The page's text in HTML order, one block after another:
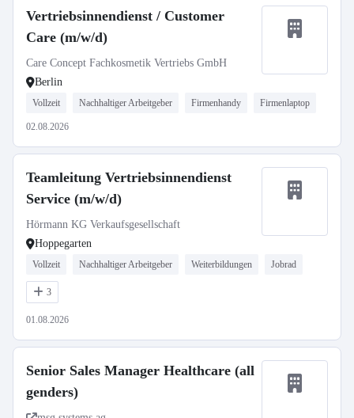
Vertriebsinnendienst / Customer
Care (m/w/d)
Care Concept Fachkosmetik Vertriebs GmbH
Berlin
Vollzeit Nachhaltiger Arbeitgeber Firmenhandy Firmenlaptop
02.08.2026
Teamleitung Vertriebsinnendienst
Service (m/w/d)
Hörmann KG Verkaufsgesellschaft
Hoppegarten
Vollzeit Nachhaltiger Arbeitgeber Weiterbildungen Jobrad
3
01.08.2026
Senior Sales Manager Healthcare (all
genders)